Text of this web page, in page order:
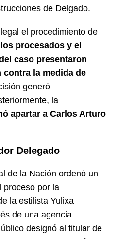
de Delgado.
el procedimiento de
procesados y el
caso presentaron
contra la medida de
generó
la
apartar a Carlos Arturo
Delegado
de la Nación ordenó un
proceso por la
la estilista Yulixa
de una agencia
designó al titular de